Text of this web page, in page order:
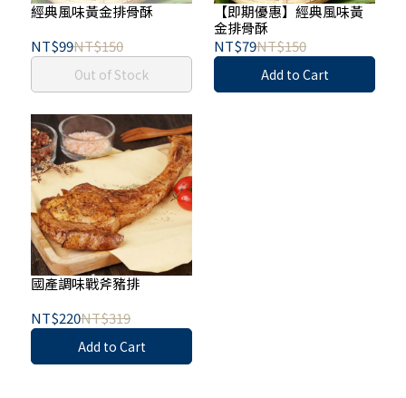
經典風味黃金排骨酥
NT$99NT$150
Out of Stock
【即期優惠】經典風味黃
金排骨酥
NT$79NT$150
Add to Cart
國產調味戰斧豬排
NT$220NT$319
Add to Cart